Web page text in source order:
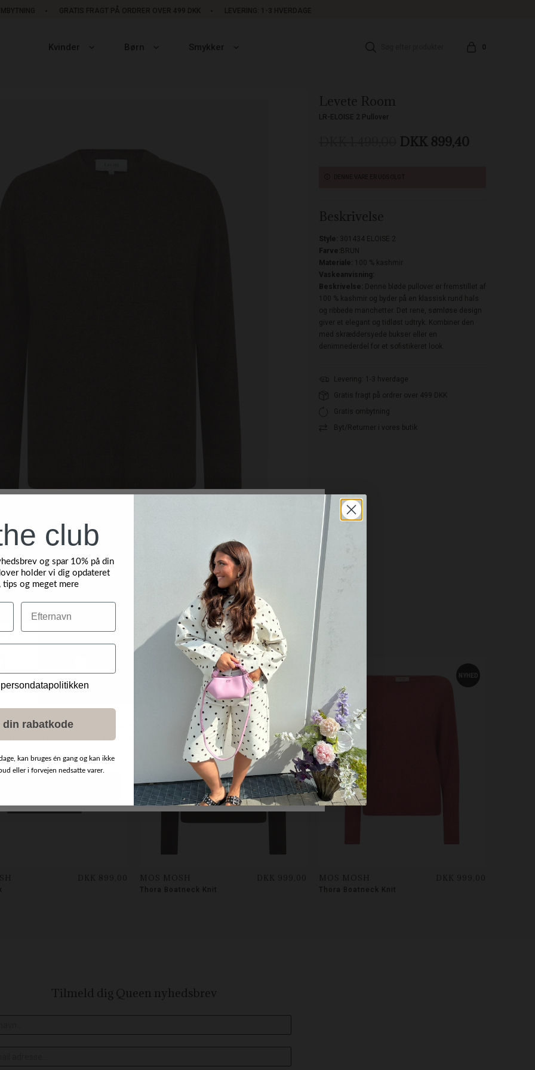
GRATIS FRAGT PÅ ORDRER OVER 499 DKK LEVERING: 1-3 HVERDAGE
Kvinder Børn Smykker 0
Levete Room
LR-ELOISE 2 Pullover
DKK 899,40
Beskrivelse
Style:
301434 ELOISE 2
Farve: BRUN
Materiale:
100 % kashmir
Vaskeanvisning:
Beskrivelse:
Denne bløde pullover er fremstillet af
100 % kashmir og byder på en klassisk rund hals
og ribbede manchetter. Det rene, sømløse design
giver et elegant og tidløst udtryk. Kombiner den
med skræddersyede bukser eller en
denimnederdel for et sofistikeret look.
Levering: 1-3 hverdage
Gratis fragt på ordrer over 499 DKK
Gratis ombytning
Byt/Returner i vores butik
NYHED
DKK 899,00 MOS MOSH
Thora Boatneck Knit
DKK 999,00
NYHED
MOS MOSH
Thora Boatneck Knit
DKK 999,00
Tilmeld dig Queen nyhedsbrev
club
og spar 10% på din
holder vi dig opdateret
tips og meget mere
Efternavn
din rabatkode
kan bruges én gang og kan ikke
eller i forvejen nedsatte varer.